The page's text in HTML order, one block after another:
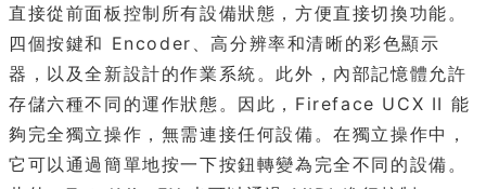
直接從前面板控制所有設備狀態，方便直接切換功能。
四個按鍵和 Encoder、高分辨率和清晰的彩色顯示
器，以及全新設計的作業系統。此外，內部記憶體允許
存儲六種不同的運作狀態。因此，Fireface UCX II 能
夠完全獨立操作，無需連接任何設備。在獨立操作中，
它可以通過簡單地按一下按鈕轉變為完全不同的設備。